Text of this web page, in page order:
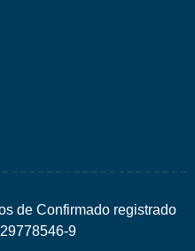
de Confirmado registrado
9